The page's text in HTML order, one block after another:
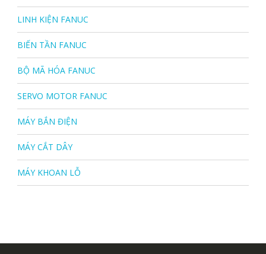
LINH KIỆN FANUC
BIẾN TẦN FANUC
BỘ MÃ HÓA FANUC
SERVO MOTOR FANUC
MÁY BẮN ĐIỆN
MÁY CẮT DÂY
MÁY KHOAN LỖ